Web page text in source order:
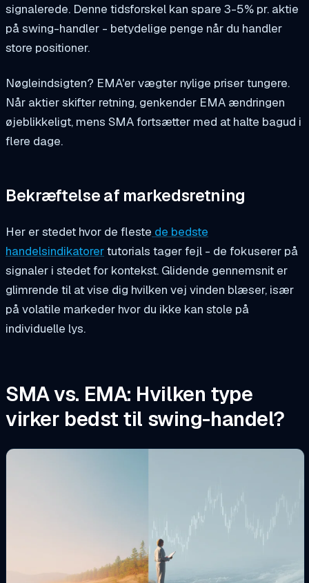
signalerede. Denne tidsforskel kan spare 3-5% pr. aktie
på swing-handler - betydelige penge når du handler
store positioner.
Nøgleindsigten? EMA'er vægter nylige priser tungere.
Når aktier skifter retning, genkender EMA ændringen
øjeblikkeligt, mens SMA fortsætter med at halte bagud i
flere dage.
Bekræftelse af markedsretning
Her er stedet hvor de fleste de bedste
handelsindikatorertutorials tager fejl - de fokuserer på
signaler i stedet for kontekst. Glidende gennemsnit er
glimrende til at vise dig hvilken vej vinden blæser, især
på volatile markeder hvor du ikke kan stole på
individuelle lys.
SMA vs. EMA: Hvilken type
virker bedst til swing-handel?